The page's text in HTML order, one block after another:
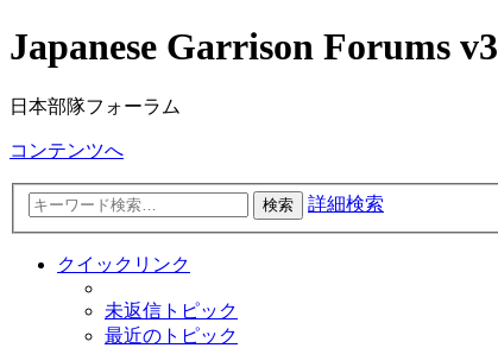
Japanese Garrison Forums v3
日本部隊フォーラム
コンテンツへ
検索 詳細検索
クイックリンク
未返信トピック
最近のトピック